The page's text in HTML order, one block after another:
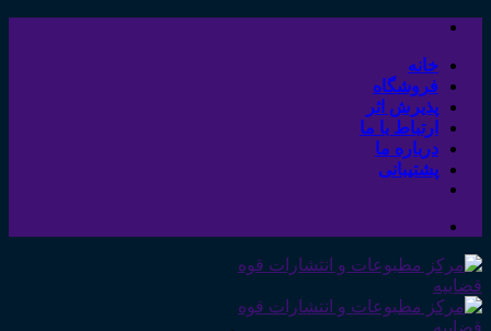
Skip
contentخانه
فروشگاه
پذیرش اثر
ارتباط با ما
درباره ما
پشتیبانی